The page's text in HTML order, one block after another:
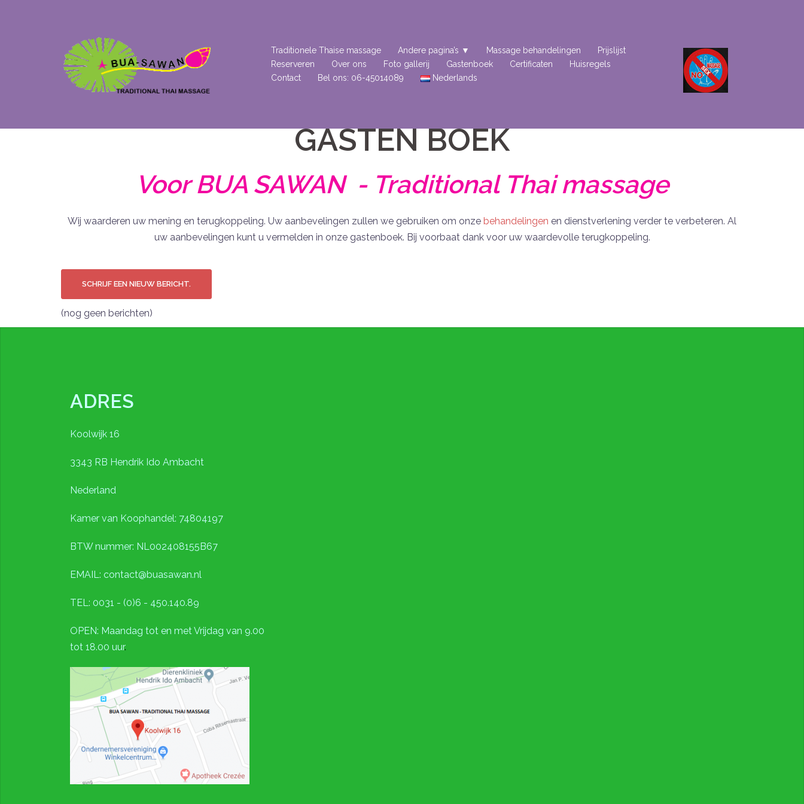
Traditionele Thaise massage Andere pagina’s ▼ Massage behandelingen
Prijslijst
Reserveren
Over ons Foto gallerij Gastenboek Certificaten
Huisregels
Contact
Bel ons: 06-45014089 Nederlands
GASTEN BOEK
Voor BUA SAWAN - Traditional Thai massage
Wij waarderen uw mening en terugkoppeling. Uw aanbevelingen zullen we gebruiken om onze behandelingen en dienstverlening verder te verbeteren. Al
uw aanbevelingen kunt u vermelden in onze gastenboek. Bij voorbaat dank voor uw waardevolle terugkoppeling.
(nog geen berichten)
ADRES
Koolwijk 16
3343 RB Hendrik Ido Ambacht
Nederland
Kamer van Koophandel: 74804197
BTW nummer: NL002408155B67
EMAIL: contact@buasawan.nl
TEL: 0031 - (0)6 - 450.140.89
OPEN: Maandag tot en met Vrijdag van 9.00
tot 18.00 uur.